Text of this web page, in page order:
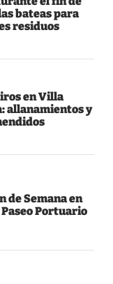
bateas para
residuos
en Villa
allanamientos y
de Semana en
Portuario